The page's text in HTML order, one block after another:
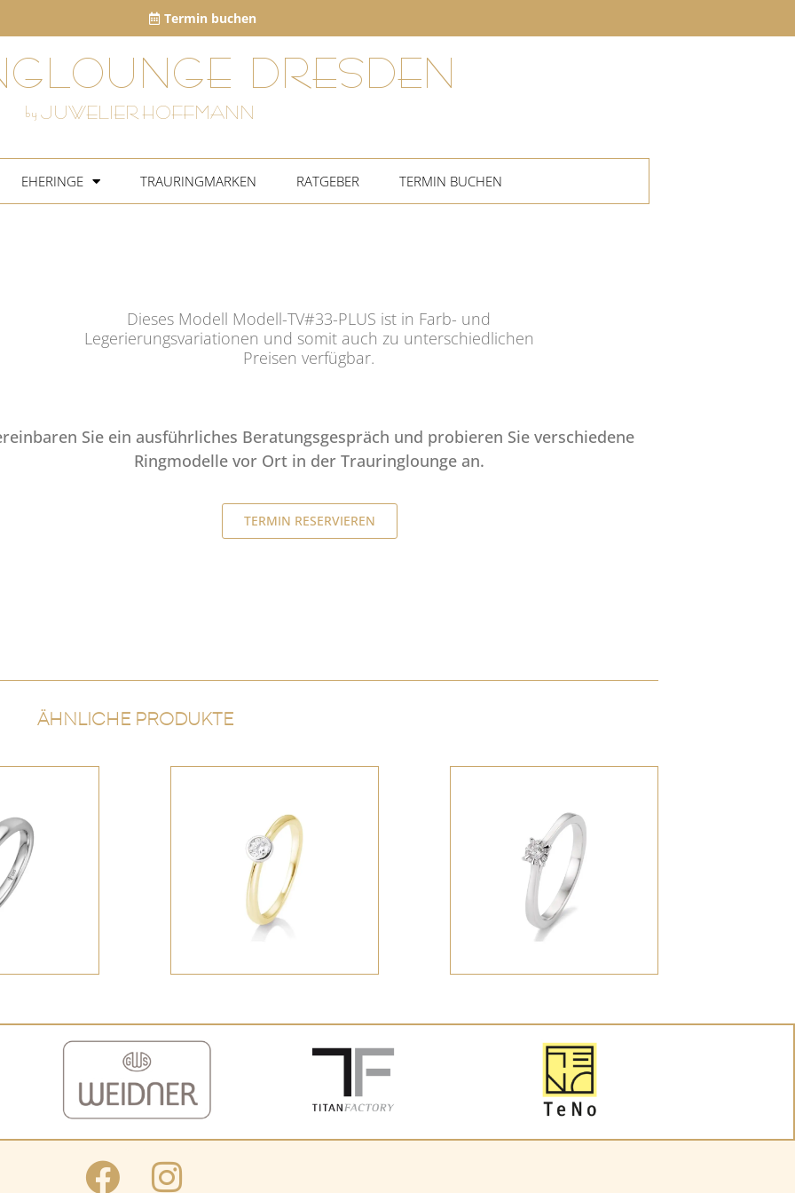
Termin buchen
DRESDEN
by JUWELIER HOFFMANN
EHERINGE TRAURINGMARKEN RATGEBER TERMIN BUCHEN
Dieses Modell Modell-TV#33-PLUS ist in Farb- und
Legerierungsvariationen und somit auch zu unterschiedlichen
Preisen verfügbar.
Sie ein ausführliches Beratungsgespräch und probieren Sie verschiedene
Ringmodelle vor Ort in der Trauringlounge an.
TERMIN RESERVIEREN
ÄHNLICHE PRODUKTE